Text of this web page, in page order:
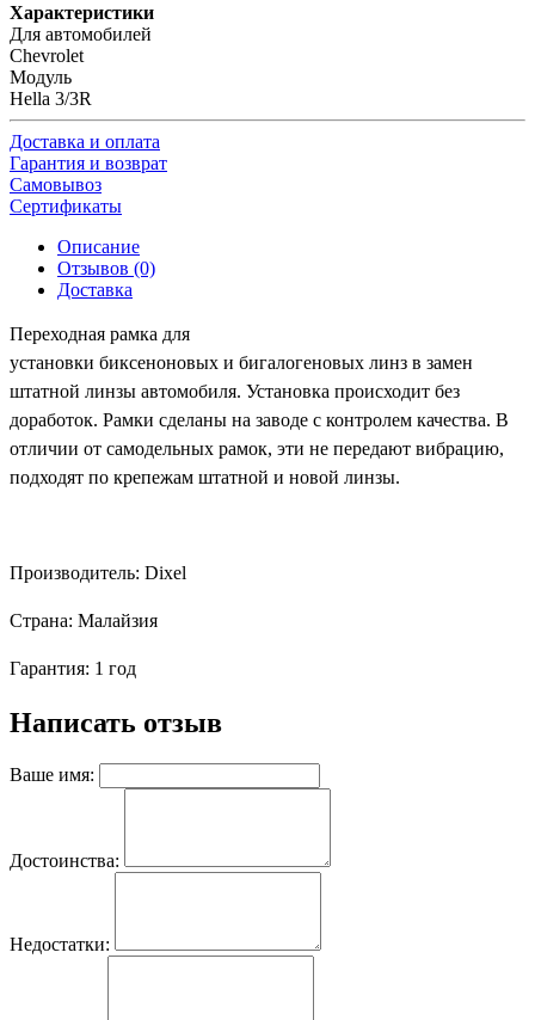
Характеристики
Для автомобилей
Chevrolet
Модуль
Hella 3/3R
Доставка и оплата
Гарантия и возврат
Самовывоз
Сертификаты
Описание
Отзывов (0)
Доставка
Переходная рамка для
установки биксеноновых и бигалогеновых линз в замен
штатной линзы автомобиля. Установка происходит без
доработок. Рамки сделаны на заводе с контролем качества. В
отличии от самодельных рамок, эти не передают вибрацию,
подходят по крепежам штатной и новой линзы.
Производитель: Dixel
Страна: Малайзия
Гарантия: 1 год
Написать отзыв
Ваше имя:
Достоинства:
Недостатки: